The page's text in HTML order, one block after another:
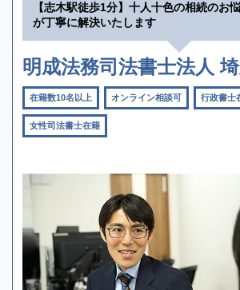
【志木駅徒歩1分】十人十色の相続のお
が丁寧に解決いたします
明成法務司法書士法人
在籍数10名以上 オンライン相談可 行政書士
女性司法書士在籍